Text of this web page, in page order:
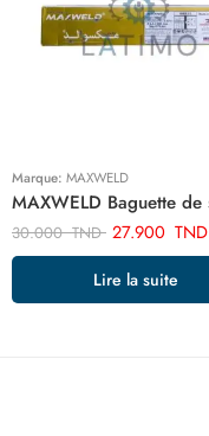
Marque: MAXWELD
30.000TND 27.900 TND
Lire la suite